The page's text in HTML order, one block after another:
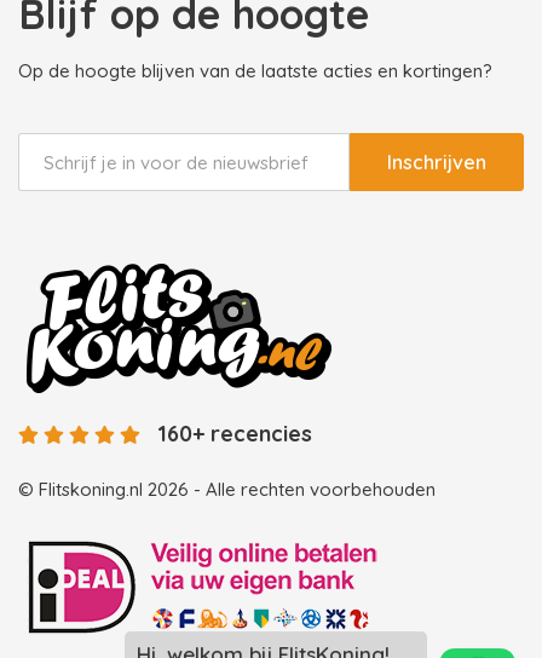
Blijf op de hoogte
Op de hoogte blijven van de laatste acties en kortingen?
Inschrijven
© Flitskoning.nl 2026 - Alle rechten voorbehouden
160+ recencies